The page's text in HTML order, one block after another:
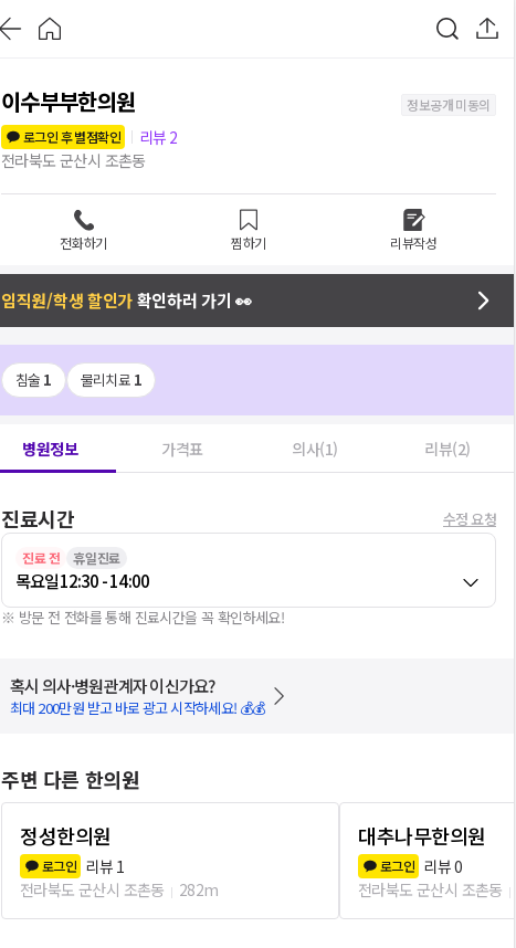
이수부부한의원
정보공개 미동의
로그인 후 별점확인
리뷰 2
전라북도 군산시 조촌동
전화하기 찜하기 리뷰작성
임직원/학생 할인가확인하러 가기 👀
침술 1 물리치료 1
병원정보 가격표 의사(1) 리뷰(2)
진료시간 수정 요청
진료 전 휴일진료
목요일12:30 - 14:00
※ 방문 전 전화를 통해 진료시간을 꼭 확인하세요!
혹시 의사·병원관계자 이신가요?
최대 200만원 받고 바로 광고 시작하세요! 💰💰
주변 다른 한의원
정성한의원
로그인 리뷰 1
전라북도 군산시 조촌동
282m
대추나무한의원
로그인 리뷰0
전라북도 군산시 조촌동